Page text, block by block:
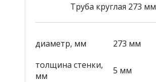
Труба круглая 273 мм
диаметр, мм
273 мм
толщина стенки,
мм
5 мм